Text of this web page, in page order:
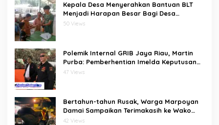
Kepala Desa Menyerahkan Bantuan BLT
Menjadi Harapan Besar Bagi Desa
bawositora kecamatan pulau pulau batu
50 Views
Polemik Internal GRIB Jaya Riau, Martin
Purba: Pemberhentian Imelda Keputusan
Pusat
47 Views
Bertahun-tahun Rusak, Warga Marpoyan
Damai Sampaikan Terimakasih ke Wako
Agung usai Jalan Merak Diaspal Kembali
42 Views